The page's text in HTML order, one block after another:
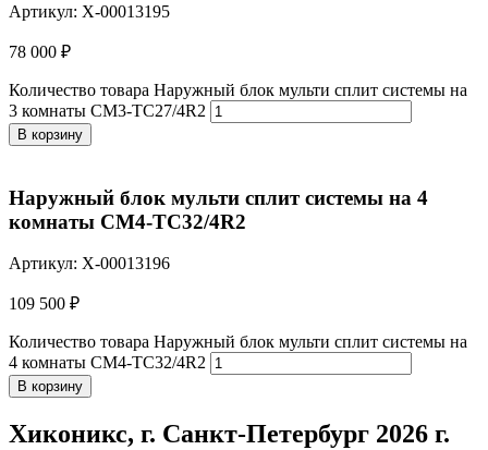
Артикул: X-00013195
78 000 ₽
Количество товара Наружный блок мульти сплит системы на
3 комнаты CM3-TC27/4R2
В корзину
Наружный блок мульти сплит системы на 4
комнаты CM4-TC32/4R2
Артикул: X-00013196
109 500 ₽
Количество товара Наружный блок мульти сплит системы на
4 комнаты CM4-TC32/4R2
В корзину
Хиконикс, г. Санкт-Петербург 2026 г.